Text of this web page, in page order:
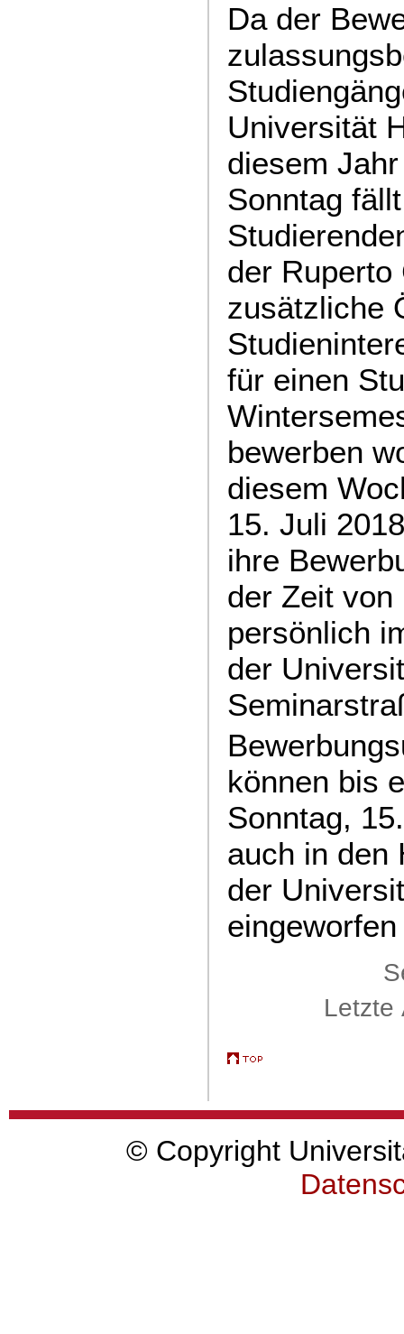
Da der
Universität
diesem
Sonntag
der Ruperto
zusätzliche
für einen
bewerben
diesem
15. Juli
ihre
der Zeit von
persönlich
der
können bis
Sonntag,
auch in den
der
Letzte
© Copyright